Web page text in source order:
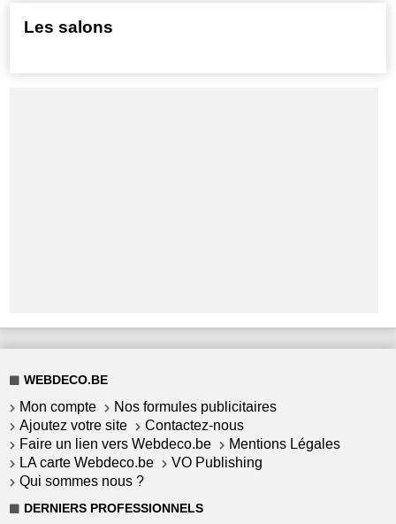
Les salons
WEBDECO.BE
Mon compte
Nos formules publicitaires
Ajoutez votre site
Contactez-nous
Faire un lien vers Webdeco.be
Mentions Légales
LA carte Webdeco.be
VO Publishing
Qui sommes nous ?
DERNIERS PROFESSIONNELS